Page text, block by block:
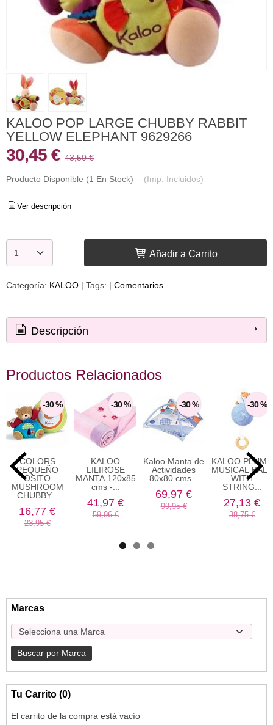
Marcas
Tu Carrito (0)
El carrito de la compra está vacío
KALOO POP LARGE CHUBBY RABBIT
YELLOW ELEPHANT 9629266
30,45 € 43,50 €
Producto Disponible (1 En Stock) - (Imp. Incluidos)
Ver descripción
Añadir a Carrito
Categoría: KALOO | Tags: | Comentarios
Descripción
Productos Relacionados
-30 %
COLORS
PEQUEÑO
OSITO
MUSHROOM
CHUBBY...
16,77 €
23,95 €
-30 %
KALOO
LILIROSE
MANTA 120x85
cms -...
41,97 €
59,96 €
-30 %
Kaloo Manta de
Actividades
80x80 cms...
69,97 €
99,95 €
-30 %
KALOO PLUME
MUSICAL BALL
WITH
STRING...
27,13 €
38,75 €